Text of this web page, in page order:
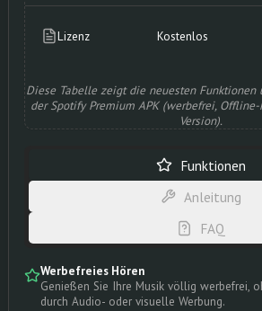
Diese Tabelle zeigt die neuesten
der Spotify Premium APK (werbefrei,
Version).
Lizenz Kostenlos
Funktionen
Anleitung
FAQ
Werbefreies Hören
Genießen Sie Ihre Musik völlig werbefrei,
durch Audio- oder visuelle Werbung.